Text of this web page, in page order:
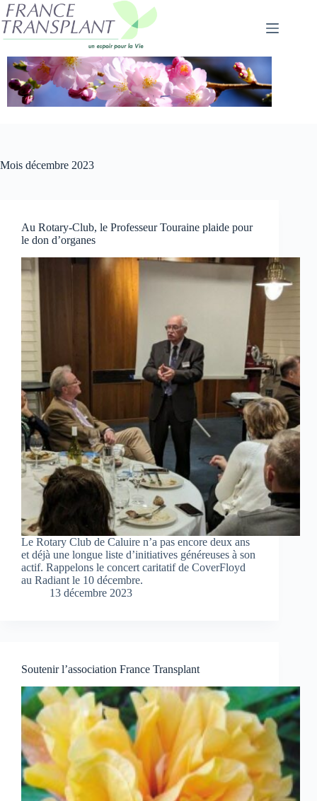
Passer
au
contenu
Mois décembre 2023
Au Rotary-Club, le Professeur Touraine plaide pour
le don d’organes
Le Rotary Club de Caluire n’a pas encore deux ans
et déjà une longue liste d’initiatives généreuses à son
actif. Rappelons le concert caritatif de CoverFloyd
au Radiant le 10 décembre.
13 décembre 2023
Soutenir l’association France Transplant